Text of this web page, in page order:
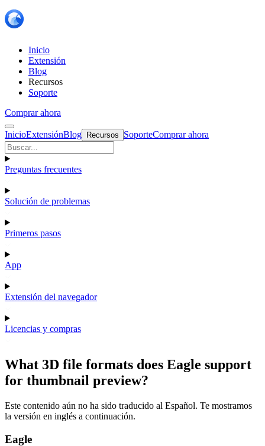
Inicio
Extensión
Blog
Recursos
Soporte
Comprar ahora
InicioExtensiónBlog Recursos SoporteComprar ahora
Preguntas frecuentes
Solución de problemas
Primeros pasos
App
Extensión del navegador
Licencias y compras
What 3D file formats does Eagle support
for thumbnail preview?
Este contenido aún no ha sido traducido al Español. Te mostramos
la versión en inglés a continuación.
Eagle